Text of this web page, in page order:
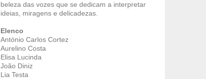
beleza das vozes que se dedicam a interpretar
ideias, miragens e delicadezas.
Elenco
António Carlos Cortez
Aurelino Costa
Elisa Lucinda
João Diniz
Lia Testa